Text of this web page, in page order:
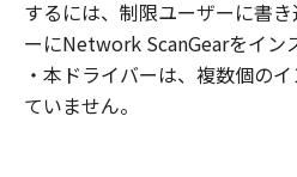
ライセンサーに帰属します
５．輸出
お客様は、日本国政府また
するには、制限ユーザーに書
ーにNetwork ScanGearをイン
・本ドライバーは、複数個の
ていません。